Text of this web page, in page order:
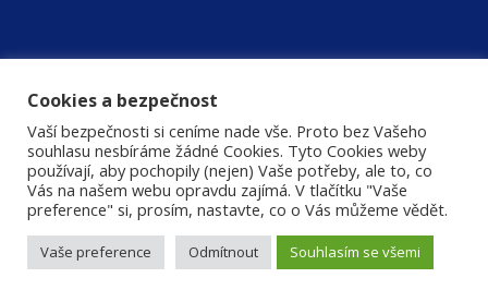
Cookies a bezpečnost
Vaší bezpečnosti si ceníme nade vše. Proto bez Vašeho
souhlasu nesbíráme žádné Cookies. Tyto Cookies weby
používají, aby pochopily (nejen) Vaše potřeby, ale to, co
Vás na našem webu opravdu zajímá. V tlačítku "Vaše
preference" si, prosím, nastavte, co o Vás můžeme vědět.
Vaše preference Odmítnout Souhlasím se všemi